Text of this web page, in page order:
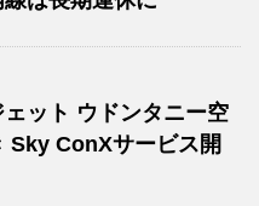
ット ウドンタニー空
Sky ConXサービス開